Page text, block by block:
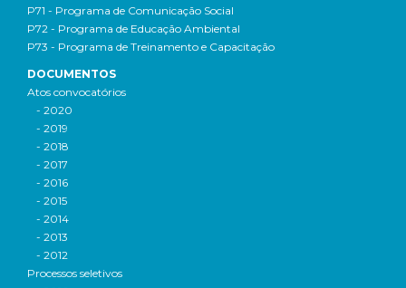
P71 - Programa de Comunicação Social
P72 - Programa de Educação Ambiental
P73 - Programa de Treinamento e Capacitação
DOCUMENTOS
Atos convocatórios
- 2020
- 2019
- 2018
- 2017
- 2016
- 2015
- 2014
- 2013
- 2012
Processos seletivos